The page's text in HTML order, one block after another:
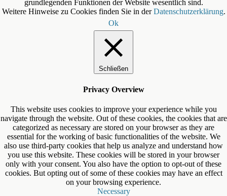
grundlegenden Funktionen der Website wesentlich sind.
Weitere Hinweise zu Cookies finden Sie in derDatenschutzerklärung.
Ok
Schließen
Privacy Overview
This website uses cookies to improve your experience while you
navigate through the website. Out of these cookies, the cookies that are
categorized as necessary are stored on your browser as they are
essential for the working of basic functionalities of the website. We
also use third-party cookies that help us analyze and understand how
you use this website. These cookies will be stored in your browser
only with your consent. You also have the option to opt-out of these
cookies. But opting out of some of these cookies may have an effect
on your browsing experience.
Necessary